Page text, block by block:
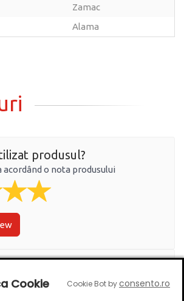
Zamac
Alama
produsul?
o nota produsului
Cookie Cookie Bot byconsento.ro